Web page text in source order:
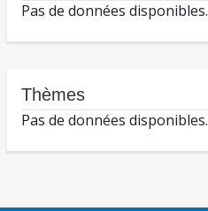
Pas de données disponibles.
Thèmes
Pas de données disponibles.